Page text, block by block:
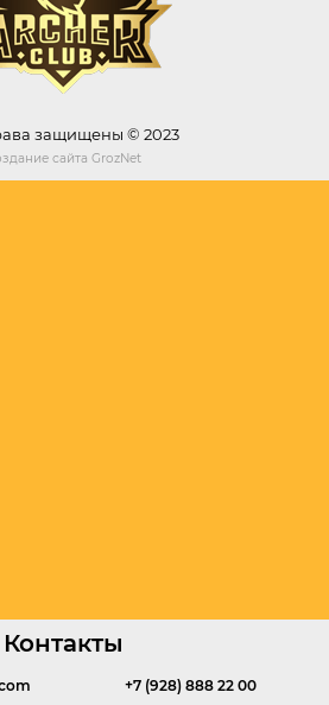
защищены © 2023
сайта GrozNet
Контакты
+7 (928) 888 22 00